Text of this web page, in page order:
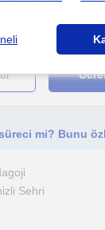
alanlarını oyunla
mi? Bunu
Sehri